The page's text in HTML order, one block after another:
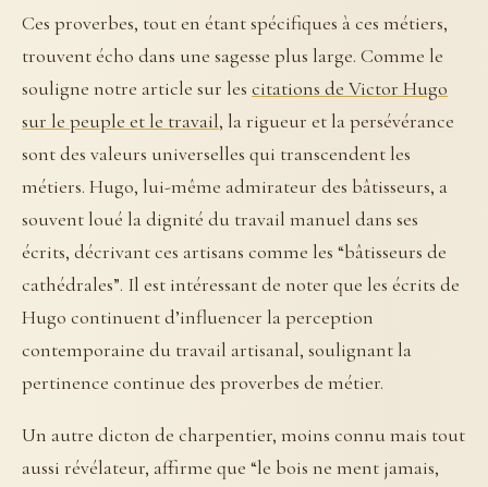
Ces proverbes, tout en étant spécifiques à ces métiers,
trouvent écho dans une sagesse plus large. Comme le
souligne notre article sur les citations de Victor Hugo
sur le peuple et le travail, la rigueur et la persévérance
sont des valeurs universelles qui transcendent les
métiers. Hugo, lui-même admirateur des bâtisseurs, a
souvent loué la dignité du travail manuel dans ses
écrits, décrivant ces artisans comme les “bâtisseurs de
cathédrales”. Il est intéressant de noter que les écrits de
Hugo continuent d’influencer la perception
contemporaine du travail artisanal, soulignant la
pertinence continue des proverbes de métier.
Un autre dicton de charpentier, moins connu mais tout
aussi révélateur, affirme que “le bois ne ment jamais,